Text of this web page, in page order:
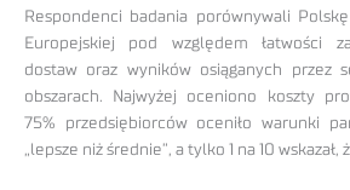
Respondenci badania porównywali
Europejskiej pod względem łatwości
dostaw oraz wyników osiąganych przez
obszarach. Najwyżej oceniono koszty
75% przedsiębiorców oceniło warunki
„lepsze niż średnie”, a tylko 1 na 10 wskazał,